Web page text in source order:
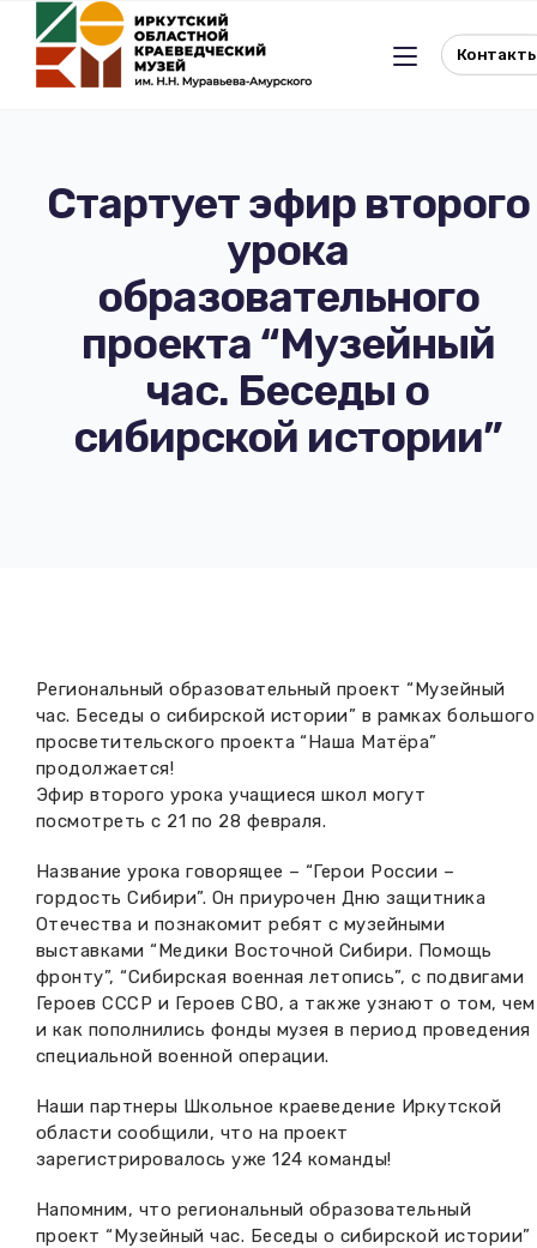
Льготное посещение музея
Реквизиты музея
Документы
Проекты и программы
Научные издания
Новости
Прейскурант
Фонды и коллекции
Партнеры
Дирекция
Отдел истории
Отдел природы
Музейная студия
КПЦ им. свт. Иннокентия (Вениаминова)
Научно-фондовый отдел
Мемориальный дом А.М. Тюрюмина
Передвижные выставки
Отчетность
Профессиональные мероприятия
Стартует эфир второго
урока
образовательного
проекта “Музейный
час. Беседы о
сибирской истории”
Региональный образовательный проект “Музейный
час. Беседы о сибирской истории” в рамках большого
просветительского проекта “Наша Матёра”
продолжается!
Эфир второго урока учащиеся школ могут
посмотреть с 21 по 28 февраля.
Название урока говорящее – “Герои России –
гордость Сибири”. Он приурочен Дню защитника
Отечества и познакомит ребят с музейными
выставками “Медики Восточной Сибири. Помощь
фронту”, “Сибирская военная летопись”, с подвигами
Героев СССР и Героев СВО, а также узнают о том, чем
и как пополнились фонды музея в период проведения
специальной военной операции.
Наши партнеры Школьное краеведение Иркутской
области сообщили, что на проект
зарегистрировалось уже 124 команды!
Напомним, что региональный образовательный
проект “Музейный час. Беседы о сибирской истории”